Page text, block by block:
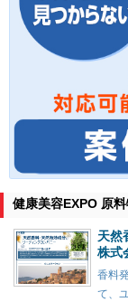
健康美容EXPO 原
天然
株式
香料
て、